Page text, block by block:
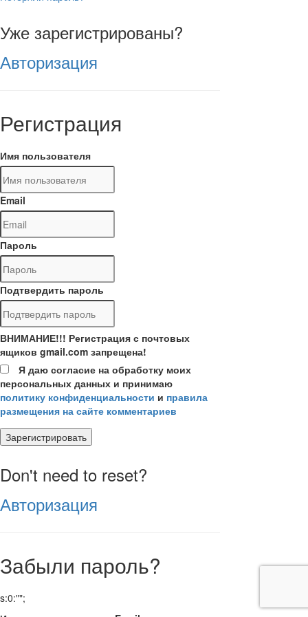
Уже зарегистрированы?
Авторизация
Регистрация
Имя пользователя
Email
Пароль
Подтвердить пароль
ВНИМАНИЕ!!! Регистрация с почтовых
ящиков gmail.com запрещена!
Я даю согласие на обработку моих
персональных данных и принимаю
политику конфиденциальности и правила
размещения на сайте комментариев
Зарегистрировать
Don't need to reset?
Авторизация
Забыли пароль?
s:0:"";